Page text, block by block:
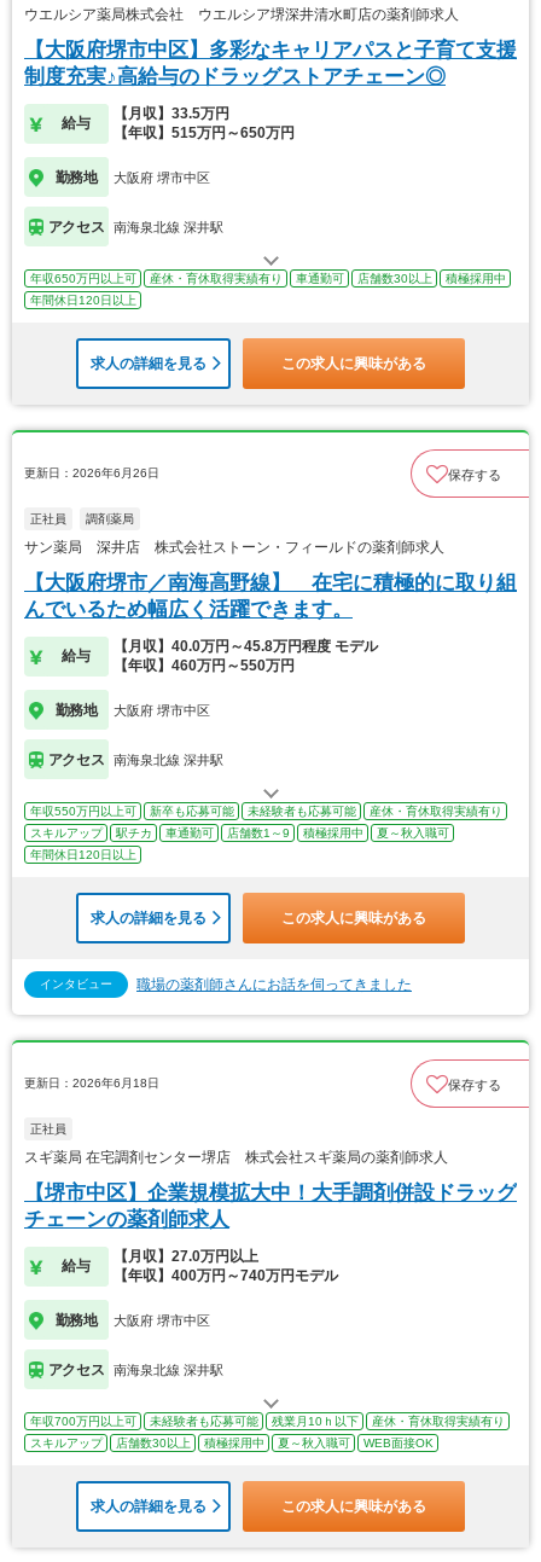
ウエルシア薬局株式会社 ウエルシア堺深井清水町店の薬剤師求人
【大阪府堺市中区】多彩なキャリアパスと子育て支援
制度充実♪高給与のドラッグストアチェーン◎
給与
【月収】33.5万円
【年収】515万円～650万円
勤務地 大阪府 堺市中区
アクセス 南海泉北線 深井駅
年収650万円以上可 産休・育休取得実績有り 車通勤可 店舗数30以上
積極採用中
年間休日120日以上
求人の詳細を見る この求人に興味がある
更新日：2026年6月26日 保存する
正社員 調剤薬局
サン薬局 深井店 株式会社ストーン・フィールドの薬剤師求人
【大阪府堺市／南海高野線】 在宅に積極的に取り組
んでいるため幅広く活躍できます。
給与
【月収】40.0万円～45.8万円程度 モデル
【年収】460万円～550万円
勤務地 大阪府 堺市中区
アクセス 南海泉北線 深井駅
年収550万円以上可 新卒も応募可能 未経験者も応募可能
産休・育休取得実績有り
スキルアップ
駅チカ 車通勤可 店舗数1～9 積極採用中
夏～秋入職可
年間休日120日以上
求人の詳細を見る この求人に興味がある
インタビュー 職場の薬剤師さんにお話を伺ってきました
更新日：2026年6月18日 保存する
正社員
スギ薬局 在宅調剤センター堺店 株式会社スギ薬局の薬剤師求人
【堺市中区】企業規模拡大中！大手調剤併設ドラッグ
チェーンの薬剤師求人
給与
【月収】27.0万円以上
【年収】400万円～740万円モデル
勤務地 大阪府 堺市中区
アクセス 南海泉北線 深井駅
年収700万円以上可 未経験者も応募可能 残業月10ｈ以下
産休・育休取得実績有り
スキルアップ
店舗数30以上 積極採用中 夏～秋入職可 WEB面接OK
求人の詳細を見る この求人に興味がある